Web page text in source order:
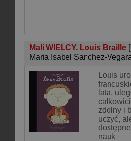
Mali WIELCY. Louis Braille
Maria Isabel Sanchez-
Louis
lata,
zdolny i
uczyć,
nauk